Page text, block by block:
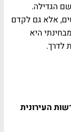
הגדילה.
אלא גם לקדם
היא
לדרך.
העירונית